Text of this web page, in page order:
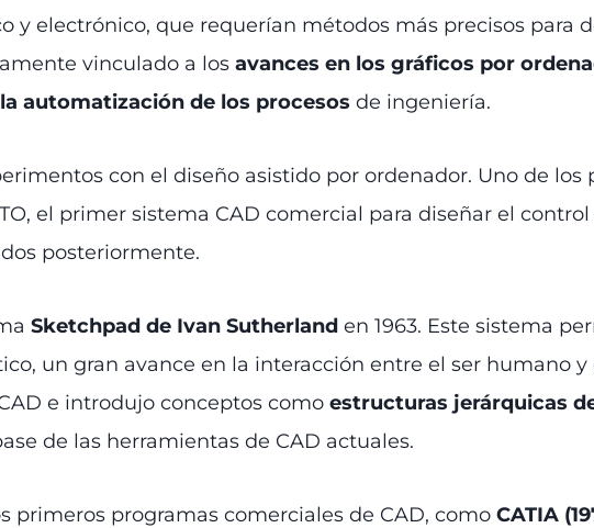
y electrónico, que requerían métodos más precisos para
vinculado a los avances en los gráficos por
automatización de los procesos de ingeniería.
con el diseño asistido por ordenador. Uno de los
el primer sistema CAD comercial para diseñar el
posteriormente.
Sketchpad de Ivan Sutherland en 1963. Este sistema
un gran avance en la interacción entre el ser humano
e introdujo conceptos como estructuras jerárquicas
de las herramientas de CAD actuales.
primeros programas comerciales de CAD, como CATIA